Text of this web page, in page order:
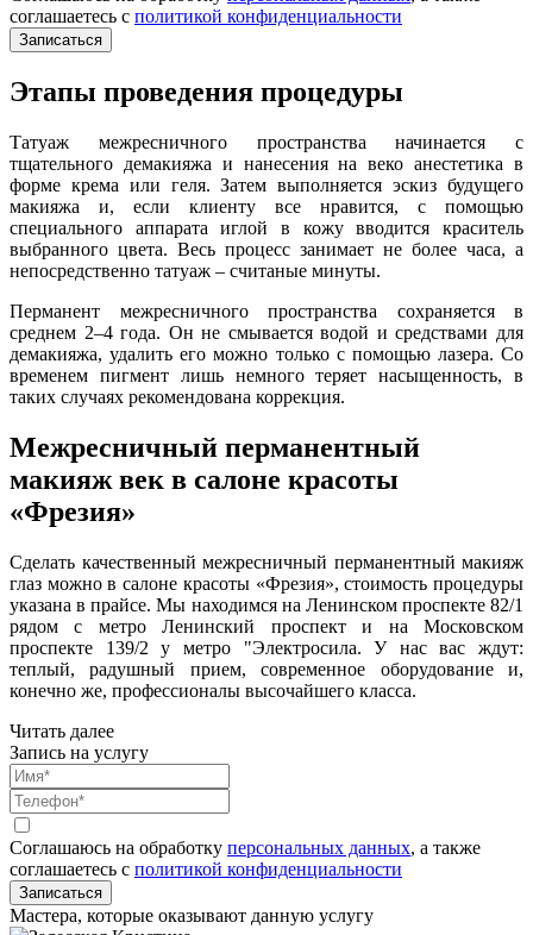
соглашаетесь c политикой конфиденциальности
Записаться
Этапы проведения процедуры
Татуаж межресничного пространства начинается с
тщательного демакияжа и нанесения на веко анестетика в
форме крема или геля. Затем выполняется эскиз будущего
макияжа и, если клиенту все нравится, с помощью
специального аппарата иглой в кожу вводится краситель
выбранного цвета. Весь процесс занимает не более часа, а
непосредственно татуаж – считаные минуты.
Перманент межресничного пространства сохраняется в
среднем 2–4 года. Он не смывается водой и средствами для
демакияжа, удалить его можно только с помощью лазера. Со
временем пигмент лишь немного теряет насыщенность, в
таких случаях рекомендована коррекция.
Межресничный перманентный
макияж век в салоне красоты
«Фрезия»
Сделать качественный межресничный перманентный макияж
глаз можно в салоне красоты «Фрезия», стоимость процедуры
указана в прайсе. Мы находимся на Ленинском проспекте 82/1
рядом с метро Ленинский проспект и на Московском
проспекте 139/2 у метро "Электросила. У нас вас ждут:
теплый, радушный прием, современное оборудование и,
конечно же, профессионалы высочайшего класса.
Читать далее
Запись на услугу
Соглашаюсь на обработку персональных данных, а также
соглашаетесь c политикой конфиденциальности
Записаться
Мастера, которые оказывают данную услугу